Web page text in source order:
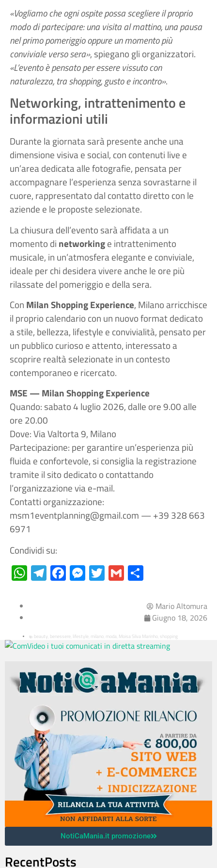
«Vogliamo che ogni ospite possa scegliere il proprio
modo di partecipare: una visita al mattino, una pausa
nel primo pomeriggio oppure un momento più
conviviale verso sera», spiegano gli organizzatori.
«L’evento è pensato per essere vissuto con
naturalezza, tra shopping, gusto e incontro».
Networking, intrattenimento e
informazioni utili
Durante la giornata sarà presente anche una
dimensione visiva e social, con contenuti live e
un’area dedicata alle fotografie, pensata per
accompagnare l’esperienza senza sovrastarne il
cuore, rappresentato dal contatto diretto con le
aziende e le proposte selezionate.
La chiusura dell’evento sarà affidata a un
momento di networkinge intrattenimento
musicale, in un’atmosfera elegante e conviviale,
ideale per chi desidera vivere anche le ore più
rilassate del pomeriggio e della sera.
Con Milan Shopping Experience, Milano arricchisce
il proprio calendario con un nuovo format dedicato
a stile, bellezza, lifestyle e convivialità, pensato per
un pubblico curioso e attento, interessato a
scoprire realtà selezionate in un contesto
contemporaneo e ricercato.
MSE — Milan Shopping Experience
Quando: sabato 4 luglio 2026, dalle ore 9.00 alle
ore 20.00
Dove: Via Valtorta 9, Milano
Partecipazione: per garantire un’esperienza più
fluida e confortevole, si consiglia la registrazione
tramite il sito dedicato o contattando
l’organizzazione via e-mail.
Contatti organizzazione:
msm1eventplanning@gmail.com — +39 328 663
6971
Condividi su:
WhatsApp
Telegram
Facebook
Messenger
Twitter
Gmail
Mario Altomura
Giugno 18, 2026
beauty benessere lifestyle milano moda Moisa Silva Marinho shopping
NotiCaMania.it promozione
RecentPosts